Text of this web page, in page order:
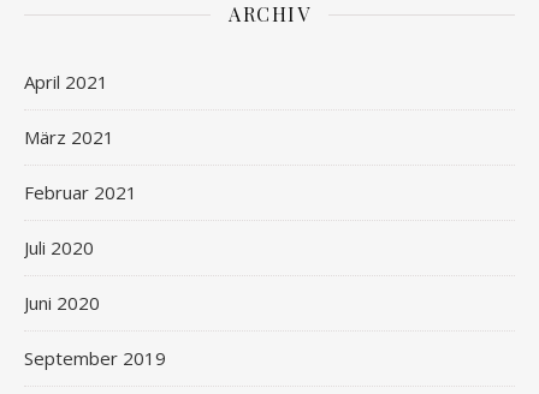
ARCHIV
April 2021
März 2021
Februar 2021
Juli 2020
Juni 2020
September 2019